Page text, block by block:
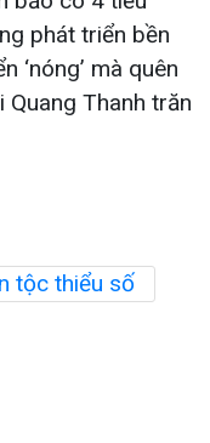
phát triển bền
‘nóng’ mà quên
Quang Thanh trăn
tộc thiểu số